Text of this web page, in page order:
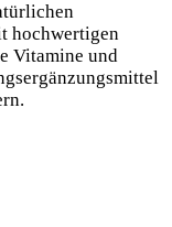
hochwertigen
Vitamine und